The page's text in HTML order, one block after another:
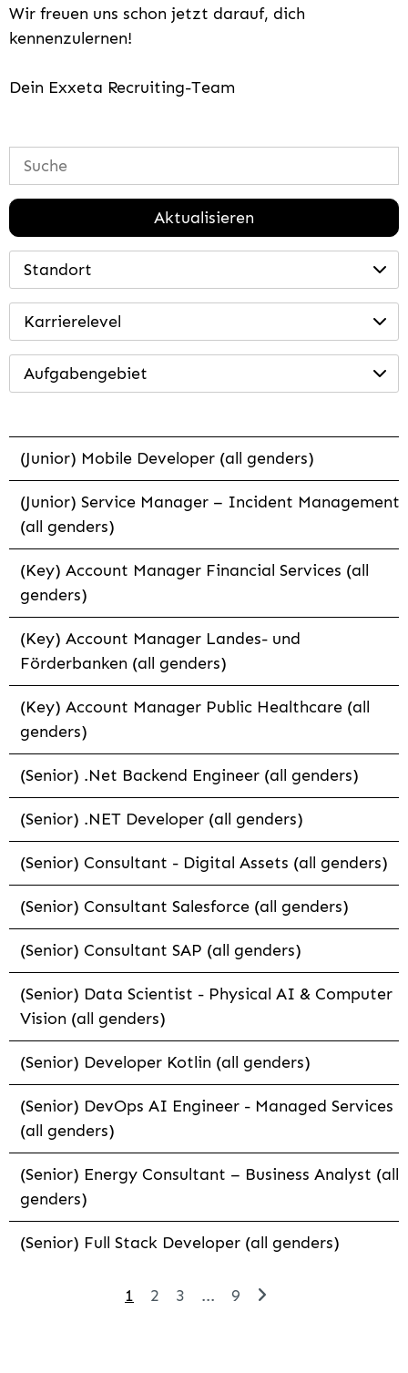
Wir freuen uns schon jetzt darauf, dich
kennenzulernen!
Dein Exxeta Recruiting-Team
Aktualisieren
Standort
Karrierelevel
Aufgabengebiet
(Junior) Mobile Developer (all genders)
(Junior) Service Manager – Incident Management
(all genders)
(Key) Account Manager Financial Services (all
genders)
(Key) Account Manager Landes- und
Förderbanken (all genders)
(Key) Account Manager Public Healthcare (all
genders)
(Senior) .Net Backend Engineer (all genders)
(Senior) .NET Developer (all genders)
(Senior) Consultant - Digital Assets (all genders)
(Senior) Consultant Salesforce (all genders)
(Senior) Consultant SAP (all genders)
(Senior) Data Scientist - Physical AI & Computer
Vision (all genders)
(Senior) Developer Kotlin (all genders)
(Senior) DevOps AI Engineer - Managed Services
(all genders)
(Senior) Energy Consultant – Business Analyst (all
genders)
(Senior) Full Stack Developer (all genders)
1 2 3 ... 9